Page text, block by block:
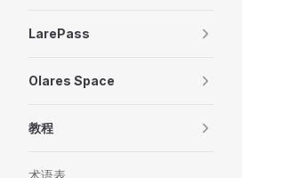
LarePass
Olares Space
教程
术语表